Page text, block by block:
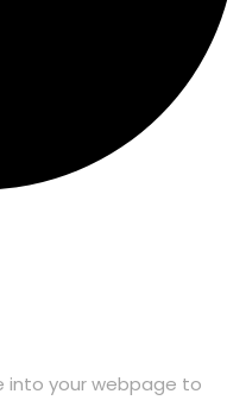
into your webpage to